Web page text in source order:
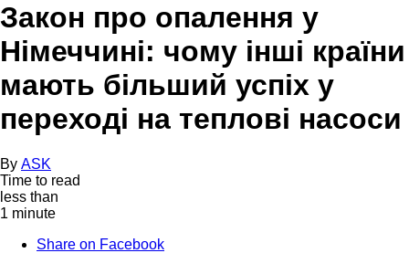
Закон про опалення у
Німеччині: чому інші країни
мають більший успіх у
переході на теплові насоси
By ASK
Time to read
less than
1 minute
Share on Facebook